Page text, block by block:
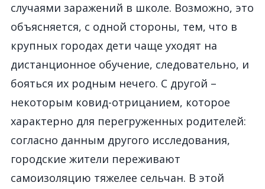
случаями заражений в школе. Возможно, это
объясняется, с одной стороны, тем, что в
крупных городах дети чаще уходят на
дистанционное обучение, следовательно, и
бояться их родным нечего. С другой –
некоторым ковид-отрицанием, которое
характерно для перегруженных родителей:
согласно данным другого исследования,
городские жители переживают
самоизоляцию тяжелее сельчан. В этой